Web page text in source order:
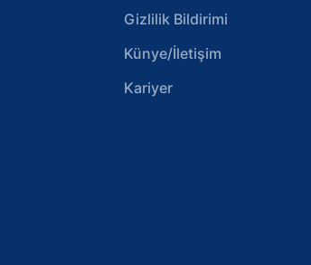
Gizlilik Bildirimi
Künye/İletişim
Kariyer